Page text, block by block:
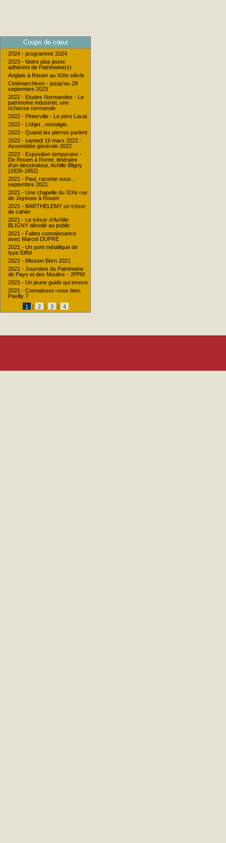
Coups de cœur
2024 - programme 2024
2023 - Notre plus jeune
adhérent de Patrimoine(s)
Anglais à Rouen au XIXe siècle
Cinémarchives - jusqu’au 29
septembre 2023
2022 - Etudes Normandes - Le
patrimoine industriel, une
richesse normande
2022 - Pinterville - Le père Laval
2022 - L’objet , nostalgie.
2022 - Quand les pierres parlent
2022 - samedi 19 mars 2022 -
Assemblée générale 2022
2022 - Exposition temporaire -
De Rouen à Rome, itinéraire
d’un dessinateur, Achille Bligny
(1826-1862)
2021 - Paul, raconte nous...
septembre 2021
2021 - Une chapelle du XIXe rue
de Joyeuse à Rouen
2021 - BARTHELEMY un trésor
de cahier
2021 - Le trésor d’Achille
BLIGNY dévoilé au public
2021 - Faites connaissance
avec Marcel DUPRE
2021 - Un pont métallique de
type Eiffel
2021 - Mission Bern 2021
2021 - Journées du Patrimoine
de Pays et des Moulins - JPPM
2021 - Un jeune guide qui innove
2021 - Connaissez-vous bien
Pavilly ?
1
| 2 | 3 | 4